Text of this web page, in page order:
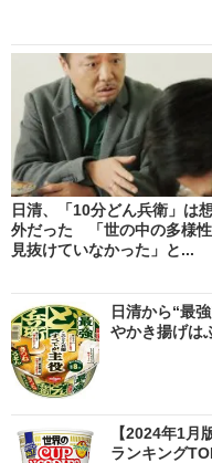
日清、「10分どん兵衛」は
外だった 「世の中の多様
見抜けていなかった」と...
日清から“最
やかき揚げは
【2024年1月
ランキング